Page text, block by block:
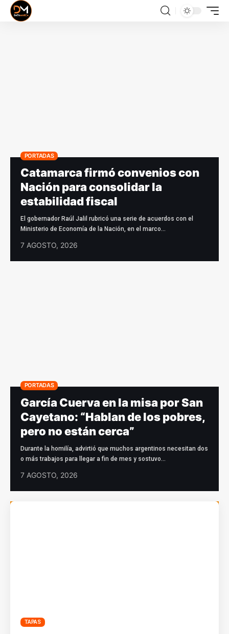
PORTADAS
Catamarca firmó convenios con
Nación para consolidar la
estabilidad fiscal
El gobernador Raúl Jalil rubricó una serie de acuerdos con el
Ministerio de Economía de la Nación, en el marco…
7 AGOSTO, 2026
PORTADAS
García Cuerva en la misa por San
Cayetano: “Hablan de los pobres,
pero no están cerca”
Durante la homilía, advirtió que muchos argentinos necesitan dos
o más trabajos para llegar a fin de mes y sostuvo…
7 AGOSTO, 2026
TAPAS